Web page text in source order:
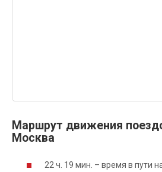
Маршрут движения
Москва
22 ч. 19 мин. – время в пути